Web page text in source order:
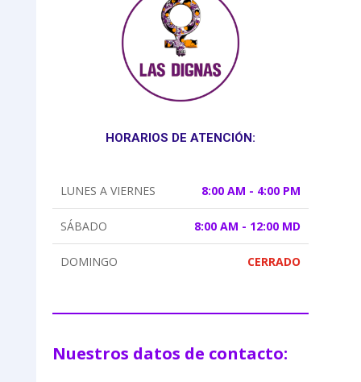
HORARIOS DE ATENCIÓN:
LUNES A VIERNES 8:00 AM - 4:00 PM
SÁBADO 8:00 AM - 12:00 MD
DOMINGO CERRADO
Nuestros datos de contacto: